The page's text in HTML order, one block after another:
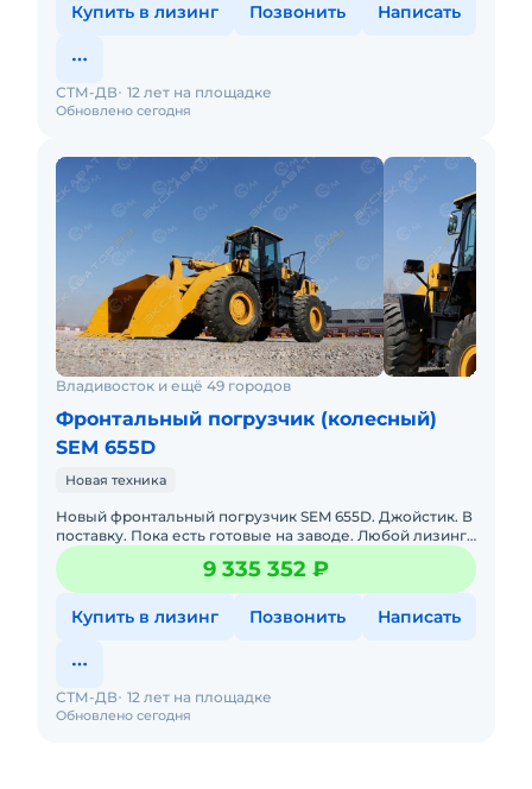
Купить в лизинг Позвонить Написать
Обновлено сегодня
СТМ-ДВ 12 лет на площадке
Владивосток и ещё 49 городов
Фронтальный погрузчик (колесный)
SEM 655D
Новая техника
Новый фронтальный погрузчик SEM 655D. Джойстик. В
поставку. Пока есть готовые на заводе. Любой лизинг
на ваш выбор. Доставка в регионы. Трансмиссия: SEM
TR200,
9 335 352 ₽
Купить в лизинг Позвонить Написать
Обновлено сегодня
СТМ-ДВ 12 лет на площадке